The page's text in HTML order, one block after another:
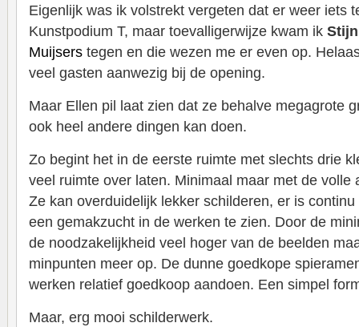
Eigenlijk was ik volstrekt vergeten dat er weer iets
Kunstpodium T, maar toevalligerwijze kwam ik
Muijsers tegen en die wezen me er even op.
veel gasten aanwezig bij de opening.
Maar Ellen pil laat zien dat ze behalve megagrote
ook heel andere dingen kan doen.
Zo begint het in de eerste ruimte met slechts drie
veel ruimte over laten. Minimaal maar met de volle
Ze kan overduidelijk lekker schilderen, er is
een gemakzucht in de werken te zien. Door de
de noodzakelijkheid veel hoger van de beelden
minpunten meer op. De dunne goedkope
werken relatief goedkoop aandoen. Een simpel
Maar, erg mooi schilderwerk.